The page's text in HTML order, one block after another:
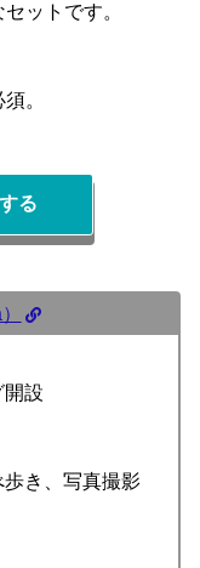
ットです。
。
る
開設
歩き、写真撮影